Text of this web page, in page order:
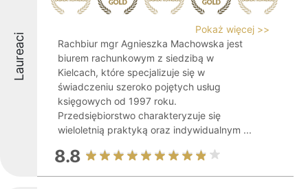
Laureaci
Pokaż więcej >>
Rachbiur mgr Agnieszka Machowska jest
biurem rachunkowym z siedzibą w
Kielcach, które specjalizuje się w
świadczeniu szeroko pojętych usług
księgowych od 1997 roku.
Przedsiębiorstwo charakteryzuje się
wieloletnią praktyką oraz indywidualnym ...
8.8